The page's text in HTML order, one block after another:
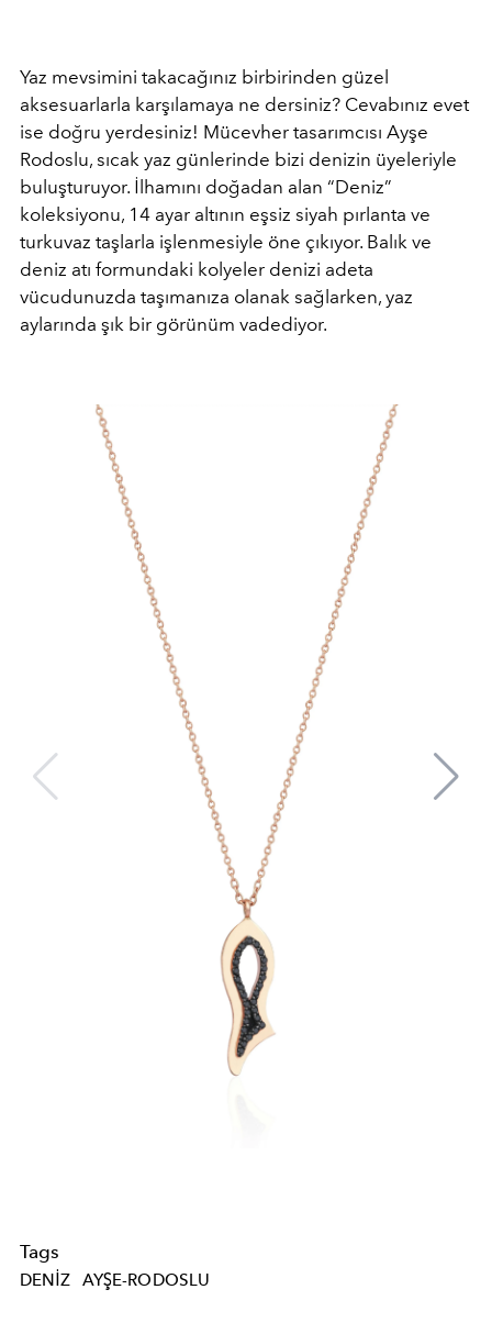
Yaz mevsimini takacağınız birbirinden güzel
aksesuarlarla karşılamaya ne dersiniz? Cevabınız evet
ise doğru yerdesiniz! Mücevher tasarımcısı Ayşe
Rodoslu, sıcak yaz günlerinde bizi denizin üyeleriyle
buluşturuyor. İlhamını doğadan alan “Deniz”
koleksiyonu, 14 ayar altının eşsiz siyah pırlanta ve
turkuvaz taşlarla işlenmesiyle öne çıkıyor. Balık ve
deniz atı formundaki kolyeler denizi adeta
vücudunuzda taşımanıza olanak sağlarken, yaz
aylarında şık bir görünüm vadediyor.
Tags
DENIZ AYŞE-RODOSLU